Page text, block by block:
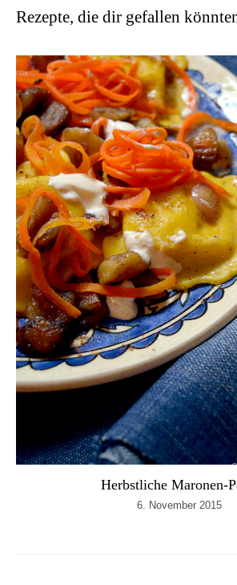
Rezepte, die dir gefallen
Herbstliche Maronen-
6. November 2015